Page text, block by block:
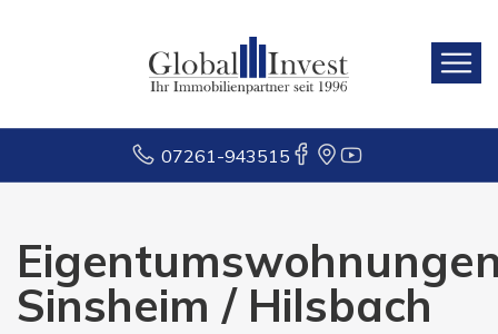
07261-943515
Sinsheim / Hilsbach